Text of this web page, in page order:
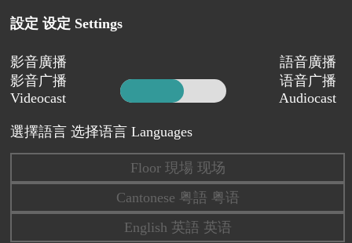
設定 设定 Settings
影音廣播
影音广播
Videocast
語音廣播
语音广播
Audiocast
選擇語言 选择语言 Languages
Floor 現場 现场
Cantonese 粤語 粤语
English 英語 英语